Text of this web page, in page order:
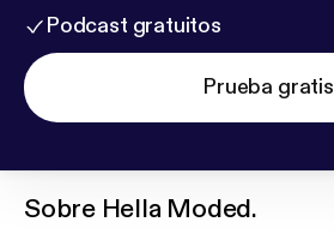
Podcast gratuitos
Prueba gratis
Sobre Hella Moded.